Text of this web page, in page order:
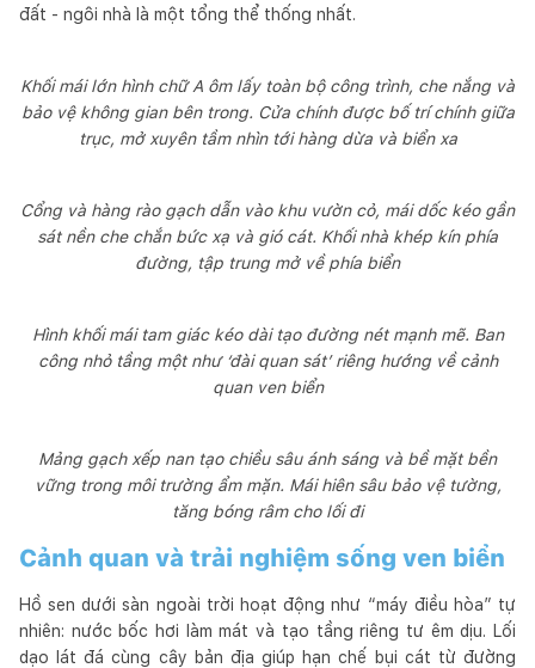
đất - ngôi nhà là một tổng thể thống nhất.
Khối mái lớn hình chữ A ôm lấy toàn bộ công trình, che nắng và
bảo vệ không gian bên trong. Cửa chính được bố trí chính giữa
trục, mở xuyên tầm nhìn tới hàng dừa và biển xa
Cổng và hàng rào gạch dẫn vào khu vườn cỏ, mái dốc kéo gần
sát nền che chắn bức xạ và gió cát. Khối nhà khép kín phía
đường, tập trung mở về phía biển
Hình khối mái tam giác kéo dài tạo đường nét mạnh mẽ. Ban
công nhỏ tầng một như ‘đài quan sát’ riêng hướng về cảnh
quan ven biển
Mảng gạch xếp nan tạo chiều sâu ánh sáng và bề mặt bền
vững trong môi trường ẩm mặn. Mái hiên sâu bảo vệ tường,
tăng bóng râm cho lối đi
Cảnh quan và trải nghiệm sống ven biển
Hồ sen dưới sàn ngoài trời hoạt động như “máy điều hòa” tự
nhiên: nước bốc hơi làm mát và tạo tầng riêng tư êm dịu. Lối
dạo lát đá cùng cây bản địa giúp hạn chế bụi cát từ đường